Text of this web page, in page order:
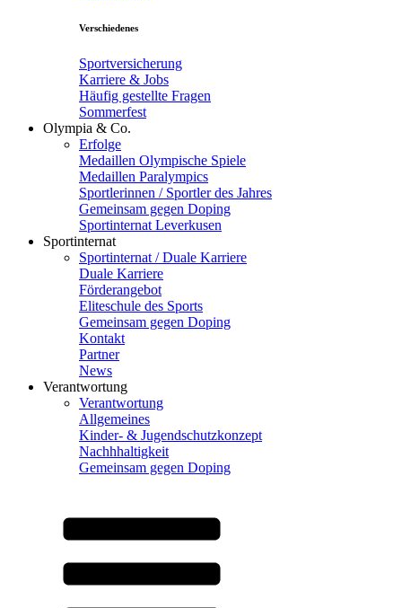
Verschiedenes
Sportversicherung
Karriere & Jobs
Häufig gestellte Fragen
Sommerfest
Olympia & Co.
Erfolge
Medaillen Olympische Spiele
Medaillen Paralympics
Sportlerinnen / Sportler des Jahres
Gemeinsam gegen Doping
Sportinternat Leverkusen
Sportinternat
Sportinternat / Duale Karriere
Duale Karriere
Förderangebot
Eliteschule des Sports
Gemeinsam gegen Doping
Kontakt
Partner
News
Verantwortung
Verantwortung
Allgemeines
Kinder- & Jugendschutzkonzept
Nachhhaltigkeit
Gemeinsam gegen Doping